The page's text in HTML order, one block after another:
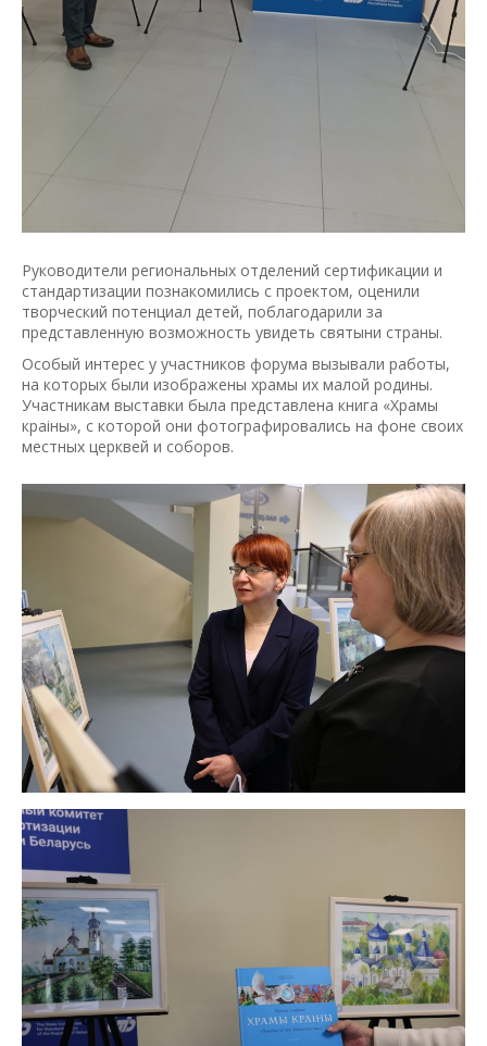
Руководители региональных отделений сертификации и
стандартизации познакомились с проектом, оценили
творческий потенциал детей, поблагодарили за
представленную возможность увидеть святыни страны.
Особый интерес у участников форума вызывали работы,
на которых были изображены храмы их малой родины.
Участникам выставки была представлена книга «Храмы
краiны», с которой они фотографировались на фоне своих
местных церквей и соборов.